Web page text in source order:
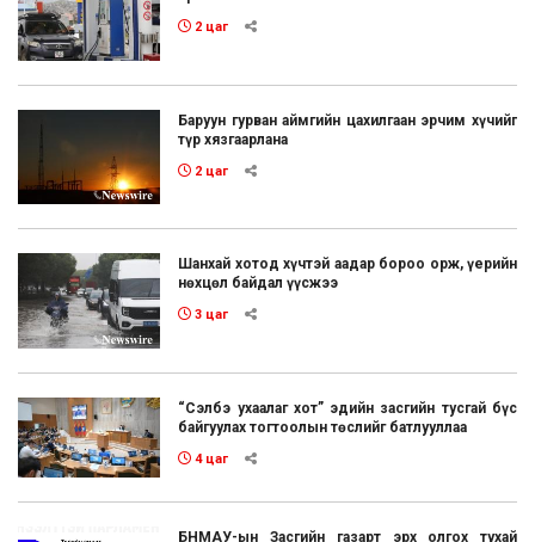
2 цаг
Баруун гурван аймгийн цахилгаан эрчим хүчийг
түр хязгаарлана
2 цаг
Шанхай хотод хүчтэй аадар бороо орж, үерийн
нөхцөл байдал үүсжээ
3 цаг
“Сэлбэ ухаалаг хот” эдийн засгийн тусгай бүс
байгуулах тогтоолын төслийг батлууллаа
4 цаг
БНМАУ-ын Засгийн газарт эрх олгох тухай